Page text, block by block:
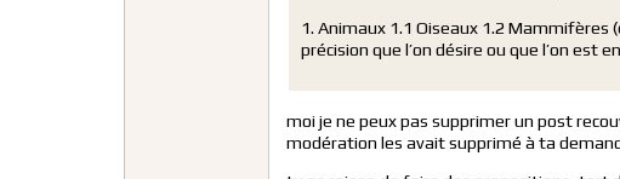
1. Animaux 1.1 Oiseaux 1.2 Mammifères
précision que l’on désire ou que l’on est
moi je ne peux pas supprimer un post
modération les avait supprimé à ta